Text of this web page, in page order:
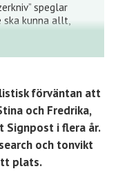
speglar
ska kunna allt,
söker
styrkor och
resultat.
förväntan att
och Fredrika,
Signpost i flera år.
och tonvikt
plats.